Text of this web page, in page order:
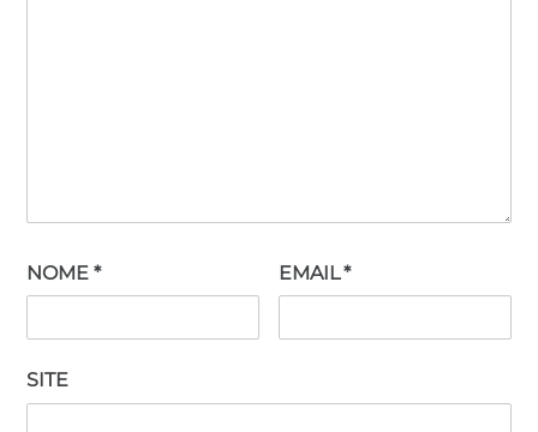
NOME * EMAIL*
SITE